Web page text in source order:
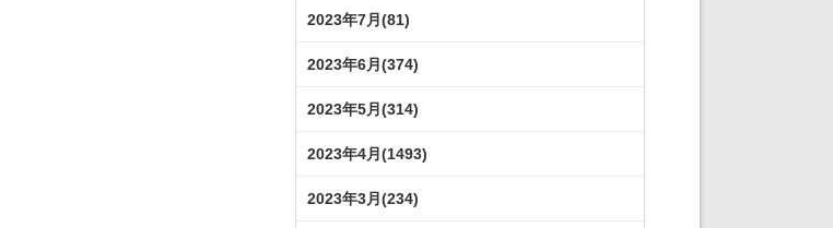
2023年7月(81)
2023年6月(374)
2023年5月(314)
2023年4月(1493)
2023年3月(234)